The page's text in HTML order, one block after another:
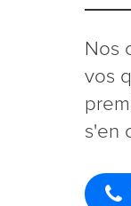
Nos
vos
s'en